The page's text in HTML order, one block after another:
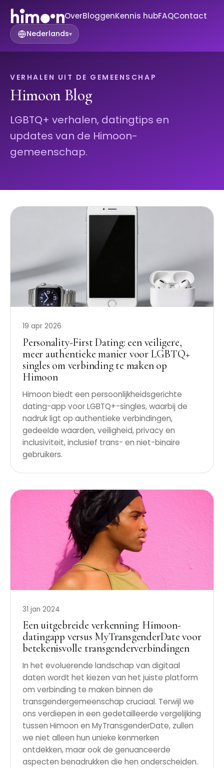
OverBloggenKennis hubFAQContact
Nederlands▾
VERHALEN UIT DE GEMEENSCHAP
Himoon Blog
LGBTQ+ verhalen, datingtips en
updates van de Himoon-
gemeenschap.
19 apr 2026
Personality-First Dating: een veiligere,
meer authentieke manier voor LGBTQ+
singles om verbinding te maken op
Himoon
Himoon biedt een persoonlijkheidsgerichte
dating-app voor LGBTQ+-singles, waarbij de
nadruk ligt op authentieke verbindingen,
gedeelde waarden, veiligheid, privacy en
inclusiviteit, inclusief trans- en niet-binaire
gebruikers.
31 jan 2024
Een uitgebreide verkenning: Himoon-
datingapp versus MyTransgenderDate voor
betekenisvolle transgenderverbindingen
In het evoluerende landschap van digitaal
daten wordt het kiezen van het juiste platform
om verbinding te maken binnen de
transgendergemeenschap cruciaal. Terwijl we
ons verdiepen in een gedetailleerde vergelijking
tussen Himoon en MyTransgenderDate, zullen
we niet alleen hun unieke kenmerken
ontdekken, maar ook de genuanceerde
aspecten benadrukken die hen onderscheiden.